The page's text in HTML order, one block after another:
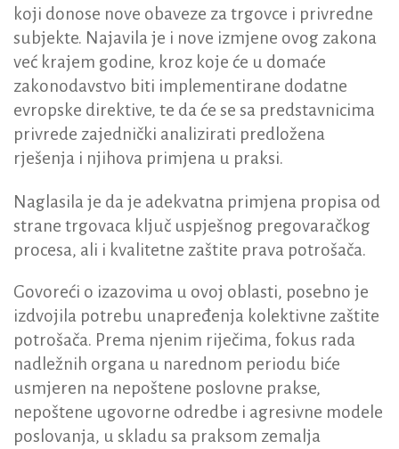
koji donose nove obaveze za trgovce i privredne
subjekte. Najavila je i nove izmjene ovog zakona
već krajem godine, kroz koje će u domaće
zakonodavstvo biti implementirane dodatne
evropske direktive, te da će se sa predstavnicima
privrede zajednički analizirati predložena
rješenja i njihova primjena u praksi.
Naglasila je da je adekvatna primjena propisa od
strane trgovaca ključ uspješnog pregovaračkog
procesa, ali i kvalitetne zaštite prava potrošača.
Govoreći o izazovima u ovoj oblasti, posebno je
izdvojila potrebu unapređenja kolektivne zaštite
potrošača. Prema njenim riječima, fokus rada
nadležnih organa u narednom periodu biće
usmjeren na nepoštene poslovne prakse,
nepoštene ugovorne odredbe i agresivne modele
poslovanja, u skladu sa praksom zemalja